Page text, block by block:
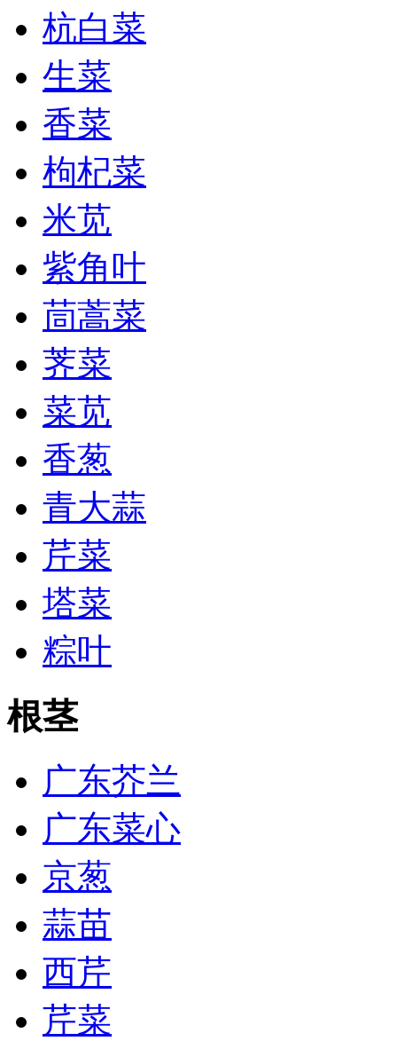
杭白菜
生菜
香菜
枸杞菜
米苋
紫角叶
茼蒿菜
荠菜
菜苋
香葱
青大蒜
芹菜
塔菜
粽叶
根茎
广东芥兰
广东菜心
京葱
蒜苗
西芹
芹菜